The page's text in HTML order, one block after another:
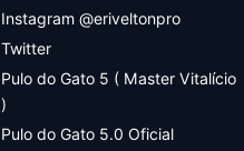
Instagram @eriveltonpro
Twitter
Pulo do Gato 5 ( Master Vitalício
)
Pulo do Gato 5.0 Oficial